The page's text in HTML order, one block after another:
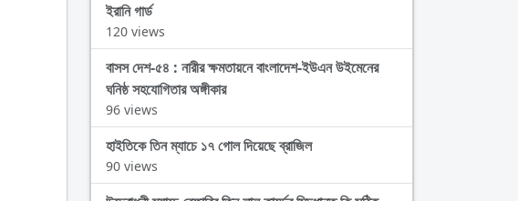
ইরানি গার্ড
120 views
বাসস দেশ-৫৪ : নারীর ক্ষমতায়নে বাংলাদেশ-ইউএন উইমেনের
ঘনিষ্ঠ সহযোগিতার অঙ্গীকার
96 views
হাইতিকে তিন ম্যাচে ১৭ গোল দিয়েছে ব্রাজিল
90 views